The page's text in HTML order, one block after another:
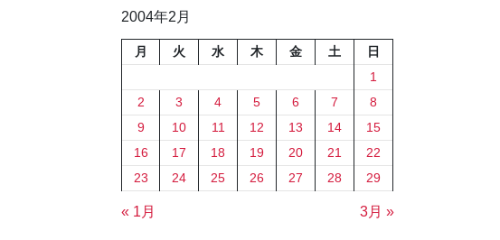
2004年2月
月 火 水 木 金 土
日
1
2
3 4 5 6 7
8
9
10 11 12 13 14
15
16
17 18 19 20 21
22
23
24 25 26 27 28 29
« 1月 3月 »